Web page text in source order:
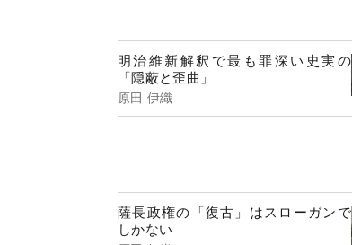
明治維新解釈で最も罪深い史実の
「隠蔽と歪曲」
原田 伊織
薩長政権の「復古」はスローガンで
しかない